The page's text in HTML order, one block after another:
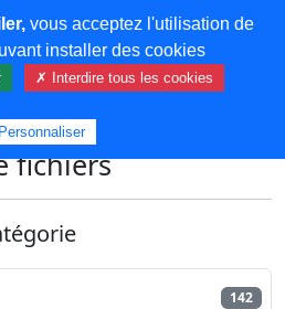
fichiers
142
vous acceptez l'utilisation de
installer des cookies
✗ Interdire tous les cookies
Personnaliser